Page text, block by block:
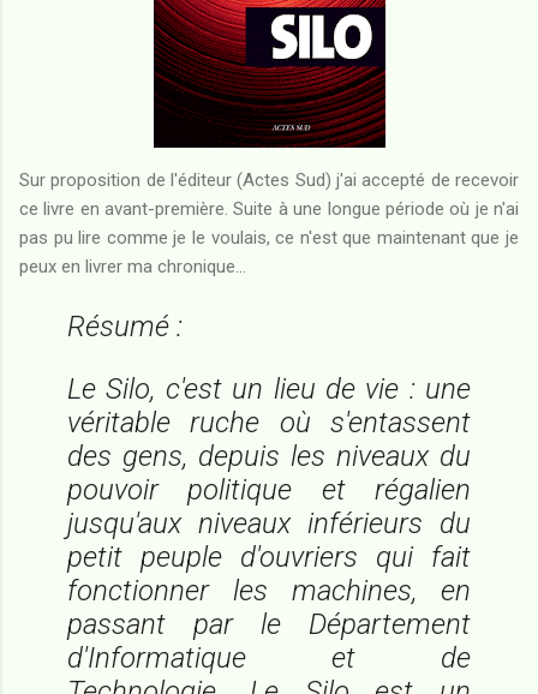
Sur proposition de l'éditeur (Actes Sud) j'ai accepté de recevoir
ce livre en avant-première. Suite à une longue période où je n'ai
pas pu lire comme je le voulais, ce n'est que maintenant que je
peux en livrer ma chronique...
Résumé :
Le Silo, c'est un lieu de vie : une
véritable ruche où s'entassent
des gens, depuis les niveaux du
pouvoir politique et régalien
jusqu'aux niveaux inférieurs du
petit peuple d'ouvriers qui fait
fonctionner les machines, en
passant par le Département
d'Informatique et de